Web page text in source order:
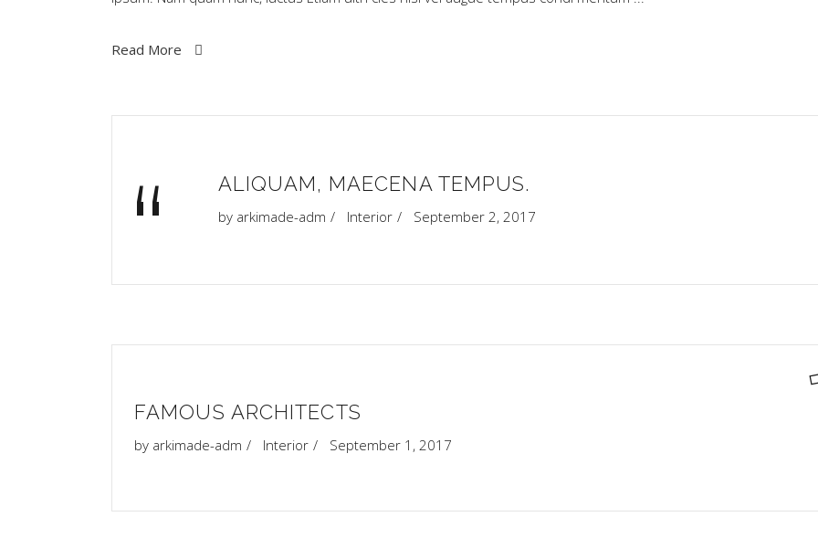
Read More
“ ALIQUAM, MAECENA TEMPUS.
by arkimade-adm Interior September 2, 2017
FAMOUS ARCHITECTS
by arkimade-adm Interior September 1, 2017